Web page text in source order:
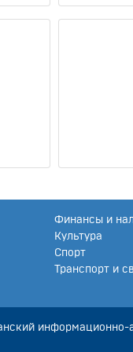
Финансы и
Культура
Спорт
Транспорт и
информационно-